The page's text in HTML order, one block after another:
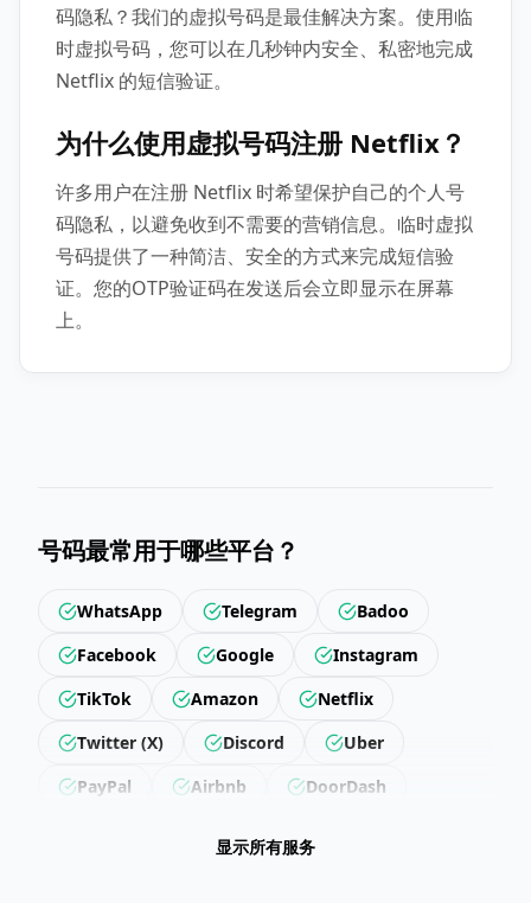
码隐私？我们的虚拟号码是最佳解决方案。使用临
时虚拟号码，您可以在几秒钟内安全、私密地完成
Netflix 的短信验证。
为什么使用虚拟号码注册 Netflix？
许多用户在注册 Netflix 时希望保护自己的个人号
码隐私，以避免收到不需要的营销信息。临时虚拟
号码提供了一种简洁、安全的方式来完成短信验
证。您的OTP验证码在发送后会立即显示在屏幕
上。
号码最常用于哪些平台？
WhatsApp Telegram
Badoo
Facebook
Google
Instagram
TikTok
Amazon
Netflix
Twitter (X)
Discord
Uber
PayPal
Airbnb
DoorDash
显示所有服务